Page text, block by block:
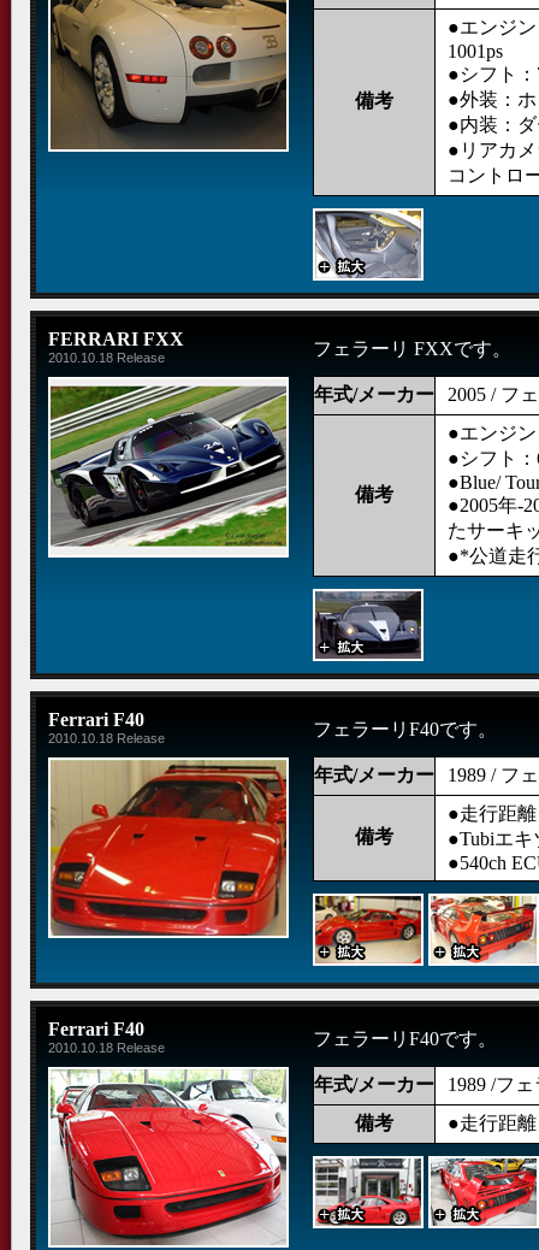
備考
●エンジ
1001ps
●シフト
●外装：
●内装：
●リアカ
コントロ
FERRARI FXX
2010.10.18 Release フェラーリ FXXです。
年式/メーカー 2005 / フ
備考
●エンジン
●シフト
●Blue/
●2005年-
たサーキ
●*公道走
Ferrari F40
2010.10.18 Release フェラーリF40です。
年式/メーカー 1989 / フ
備考
●走行距
●Tubiエキ
●540ch
Ferrari F40
2010.10.18 Release フェラーリF40です。
年式/メーカー
1989 /フ
備考
●走行距離